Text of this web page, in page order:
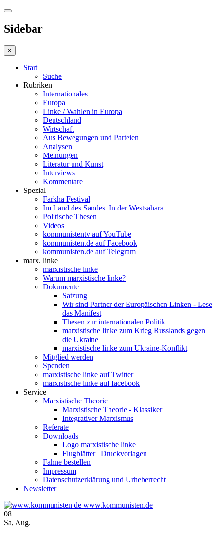
Sidebar
×
Start
Suche
Rubriken
Internationales
Europa
Linke / Wahlen in Europa
Deutschland
Wirtschaft
Aus Bewegungen und Parteien
Analysen
Meinungen
Literatur und Kunst
Interviews
Kommentare
Spezial
Farkha Festival
Im Land des Sandes. In der Westsahara
Politische Thesen
Videos
kommunistentv auf YouTube
kommunisten.de auf Facebook
kommunisten.de auf Telegram
marx. linke
marxistische linke
Warum marxistische linke?
Dokumente
Satzung
Wir sind Partner der Europäischen Linken - Lese
das Manifest
Thesen zur internationalen Politik
marxistische linke zum Krieg Russlands gegen
die Ukraine
marxistische linke zum Ukraine-Konflikt
Mitglied werden
Spenden
marxistische linke auf Twitter
marxistische linke auf facebook
Service
Marxistische Theorie
Marxistische Theorie - Klassiker
Integrativer Marxismus
Referate
Downloads
Logo marxistische linke
Flugblätter | Druckvorlagen
Fahne bestellen
Impressum
Datenschutzerklärung und Urheberrecht
Newsletter
www.kommunisten.de
08
Sa, Aug.